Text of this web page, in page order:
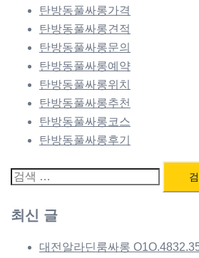
탄방동풀싸롱가격
탄방동풀싸롱견적
탄방동풀싸롱문의
탄방동풀싸롱예약
탄방동풀싸롱위치
탄방동풀싸롱추천
탄방동풀싸롱코스
탄방동풀싸롱후기
검
최신 글
대전알라딘룸싸롱